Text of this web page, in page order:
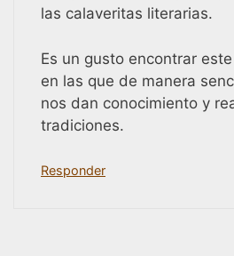
las calaveritas literarias.
Es un gusto encontrar
en las que de manera
nos dan conocimiento y
tradiciones.
Responder